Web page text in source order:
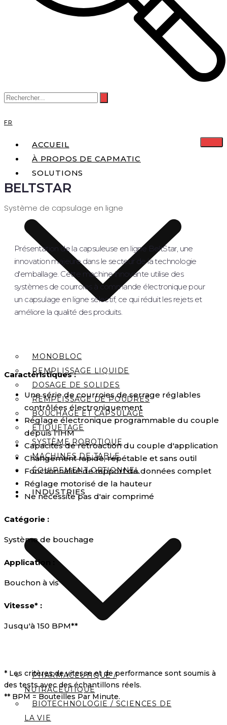
FR
ACCUEIL
À PROPOS DE CAPMATIC
SOLUTIONS
MONOBLOC
REMPLISSAGE LIQUIDE
DOSAGE DE SOLIDES
REMPLISSAGE DE POUDRES
BOUCHAGE ET CAPSULAGE
ÉTIQUETAGE
SYSTÈME ROBOTIQUE
MACHINES DE TABLE
ÉQUIPEMENT OPTIONNEL
INDUSTRIES
PHARMACEUTIQUE /
NUTRACEUTIQUE
BIOTECHNOLOGIE / SCIENCES DE
LA VIE
BELTSTAR
Système de capsulage en ligne
Présentation de la capsuleuse en ligne BeltStar, une
innovation majeure dans le secteur de la technologie
d'emballage. Cette machine innovante utilise des
systèmes de courroies à commande électronique pour
un capsulage en ligne sélectif, ce qui réduit les rejets et
améliore la qualité des produits.
Caractéristiques :
Une série de courroies de serrage réglables
contrôlées électroniquement
Réglage électronique programmable du couple
depuis l'IHM
Capacités de rétroaction du couple d'application
Changement rapide, répétable et sans outil
Fonctionnalité de rapport de données complet
Réglage motorisé de la hauteur
Ne nécessite pas d'air comprimé
Catégorie :
Système de bouchage
Application :
Bouchon à vis
Vitesse* :
Jusqu'à 150 BPM**
* Les critères de vitesse et de performance sont soumis à
des tests avec des échantillons réels.
** BPM = Bouteilles Par Minute.